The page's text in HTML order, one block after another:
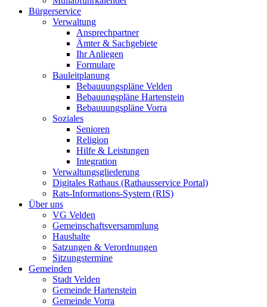
Bürgerservice
Verwaltung
Ansprechpartner
Ämter & Sachgebiete
Ihr Anliegen
Formulare
Bauleitplanung
Bebauuungspläne Velden
Bebauungspläne Hartenstein
Bebauuungspläne Vorra
Soziales
Senioren
Religion
Hilfe & Leistungen
Integration
Verwaltungsgliederung
Digitales Rathaus (Rathausservice Portal)
Rats-Informations-System (RIS)
Über uns
VG Velden
Gemeinschaftsversammlung
Haushalte
Satzungen & Verordnungen
Sitzungstermine
Gemeinden
Stadt Velden
Gemeinde Hartenstein
Gemeinde Vorra